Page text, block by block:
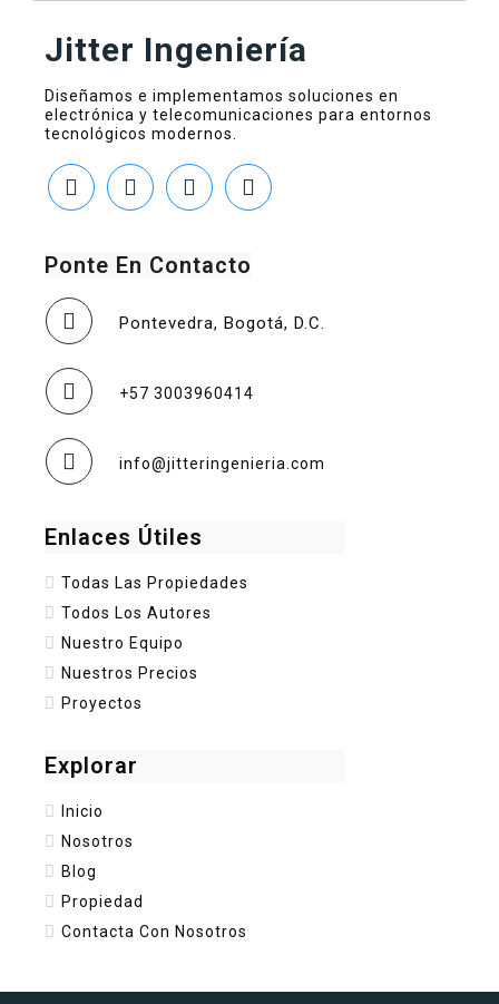
Jitter Ingeniería
Diseñamos e implementamos soluciones en
electrónica y telecomunicaciones para entornos
tecnológicos modernos.
Ponte En Contacto
Pontevedra, Bogotá, D.C.
+57 3003960414
info@jitteringenieria.com
Enlaces Útiles
Todas Las Propiedades
Todos Los Autores
Nuestro Equipo
Nuestros Precios
Proyectos
Explorar
Inicio
Nosotros
Blog
Propiedad
Contacta Con Nosotros